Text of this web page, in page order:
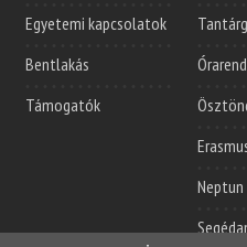
Egyetemi kapcsolatok
Bentlakás
Támogatók
Órarend
Neptun